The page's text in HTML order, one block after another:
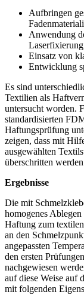
Aufbringen
Anwendung
Einsatz von
Entwicklung
Es sind
Textilien als
untersucht worden.
standardisierten
Haftungsprüfung
zeigen, dass mit
ausgewählten
überschritten
Ergebnisse
Die mit
homogenes
Haftung zum
an den
angepassten
den ersten
nachgewiesen
auf diese Weise auf
mit folgenden